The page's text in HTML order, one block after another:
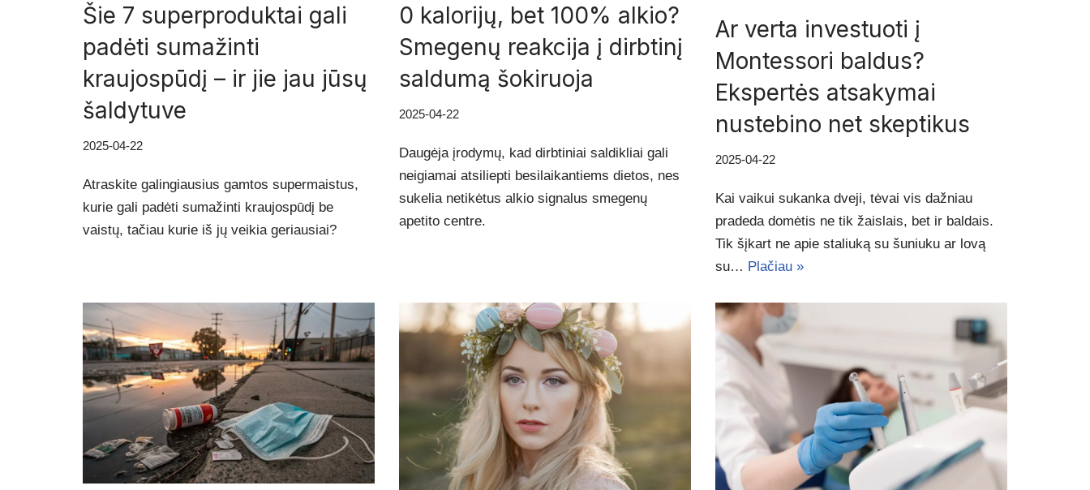
Šie 7 superproduktai gali
padėti sumažinti
kraujospūdį – ir jie jau jūsų
šaldytuve
2025-04-22
Atraskite galingiausius gamtos supermaistus,
kurie gali padėti sumažinti kraujospūdį be
vaistų, tačiau kurie iš jų veikia geriausiai?
0 kalorijų, bet 100% alkio?
Smegenų reakcija į dirbtinį
saldumą šokiruoja
2025-04-22
Daugėja įrodymų, kad dirbtiniai saldikliai gali
neigiamai atsiliepti besilaikantiems dietos, nes
sukelia netikėtus alkio signalus smegenų
apetito centre.
Ar verta investuoti į
Montessori baldus?
Ekspertės atsakymai
nustebino net skeptikus
2025-04-22
Kai vaikui sukanka dveji, tėvai vis dažniau
pradeda domėtis ne tik žaislais, bet ir baldais.
Tik šįkart ne apie staliuką su šuniuku ar lovą
su… Plačiau »